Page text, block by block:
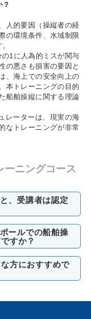
人的要因（操縦者の経
の環境条件、水域制限
1に人為的ミスが関与
の悪さも損害の要因と
、海上での安全向上の
本トレーニングの目的
船舶操縦に関する理論
レーターは、現実の海
なトレーニングが非常
ーニングコース
、受講者は認定
ールでの船舶操
すか？
方におすすめで